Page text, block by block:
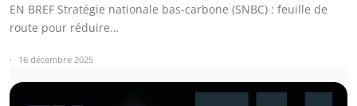
EN BREF Stratégie nationale bas-carbone (SNBC) : feuille de
route pour réduire…
16 décembre 2025